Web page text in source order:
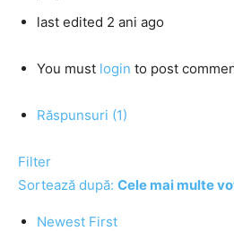
last edited 2 ani ago
You must login to post
Răspunsuri (1)
Filter
Sortează după: Cele mai multe
Newest First